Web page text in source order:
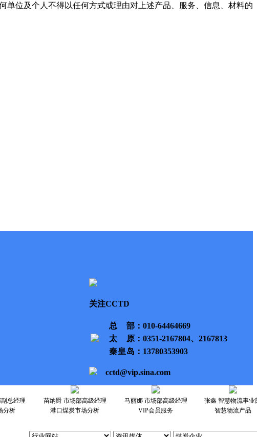
位及个人不得以任何方式或理由对上述产品、服务、信息、材料的
关注CCTD
总部 ：010-64464669
太原 ：0351-2167804、2167813
秦皇岛 ：13780353903
cctd@vip.sina.com
总经理
分析
苗纳爵 市场部高级经理
港口煤炭市场分析
马丽娜 市场部高级经理
VIP会员服务
张鑫 智慧物流事业
智慧物流产品